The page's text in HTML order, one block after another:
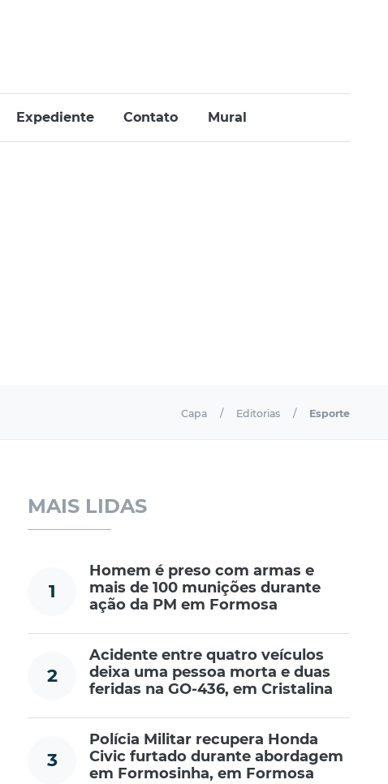
Expediente Contato Mural
Capa Editorias Esporte
MAIS LIDAS
1
Homem é preso com armas e
mais de 100 munições durante
ação da PM em Formosa
2
Acidente entre quatro veículos
deixa uma pessoa morta e duas
feridas na GO-436, em Cristalina
3
Polícia Militar recupera Honda
Civic furtado durante abordagem
em Formosinha, em Formosa